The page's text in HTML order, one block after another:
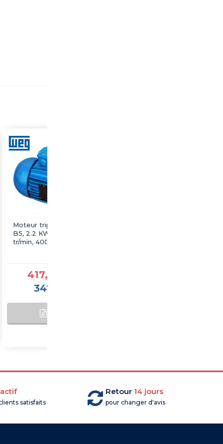
Moteur triphasé WEG
B5, 2.2 KW, 3000
tr/min, 400/690V, IE3,
417,25 €TTC
347,71 €HT
satisfaits
Retour 14 jours
pour changer d'avis